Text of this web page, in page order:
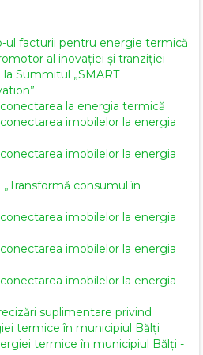
ul facturii pentru energie termică
al inovației și tranziției
Summitul „SMART
la energia termică
imobilelor la energia
imobilelor la energia
consumul în
imobilelor la energia
imobilelor la energia
imobilelor la energia
suplimentare privind
termice în municipiul Bălți
termice în municipiul Bălți -